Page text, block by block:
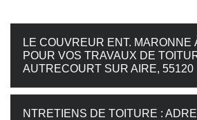
LE COUVREUR ENT. MARONNE
POUR VOS TRAVAUX DE
AUTRECOURT SUR AIRE, 55120
NTRETIENS DE TOITURE :